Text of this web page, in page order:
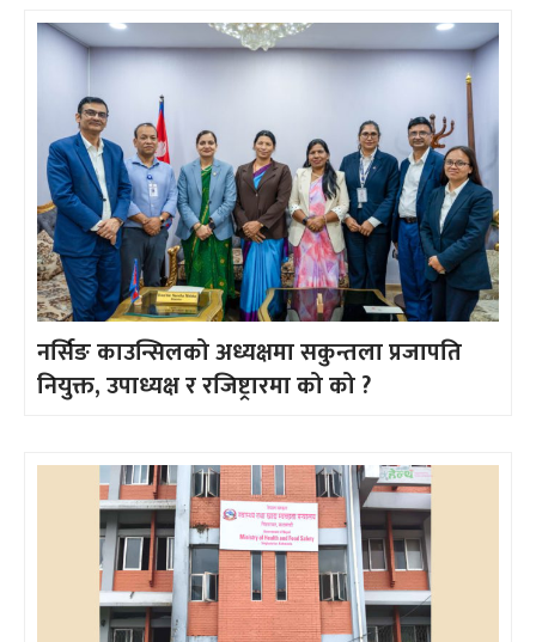
नर्सिङ काउन्सिलको अध्यक्षमा सकुन्तला प्रजापति
नियुक्त, उपाध्यक्ष र रजिष्ट्रारमा को को ?